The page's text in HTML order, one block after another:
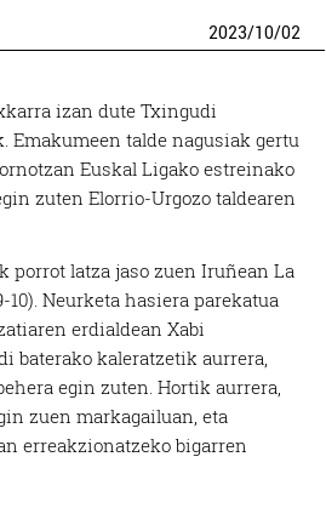
2023/10/02
izan dute Txingudi
Emakumeen talde nagusiak gertu
Euskal Ligako estreinako
zuten Elorrio-Urgozo taldearen
porrot latza jaso zuen Iruñean La
Neurketa hasiera parekatua
erdialdean Xabi
baterako kaleratzetik aurrera,
egin zuten. Hortik aurrera,
zuen markagailuan, eta
erreakzionatzeko bigarren